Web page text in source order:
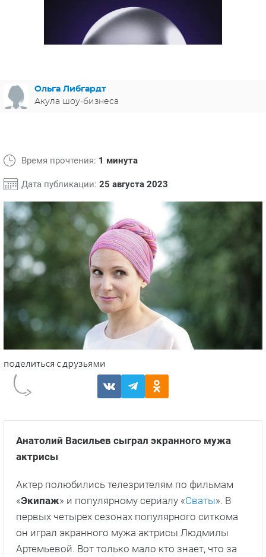
ФРАНЦИЯ
Ольга Либгардт
Акула шоу-бизнеса
Время прочтения: 1 минута
Дата публикации: 25 августа 2023
Анатолий Васильев сыграл экранного мужа
актрисы
Актер полюбились телезрителям по фильмам
«Экипаж» и популярному сериалу «Сваты». В
первых четырех сезонах популярного ситкома
он играл экранного мужа актрисы Людмилы
Артемьевой. Вот только мало кто знает, что за